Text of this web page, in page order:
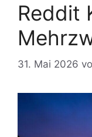
Reddit
31. Mai 2026